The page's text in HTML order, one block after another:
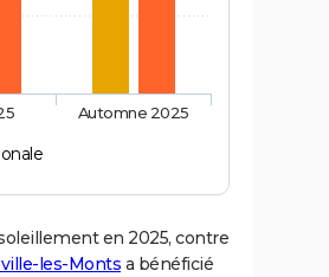
Automne 2025
en 2025, contre
les-Monts a bénéficié